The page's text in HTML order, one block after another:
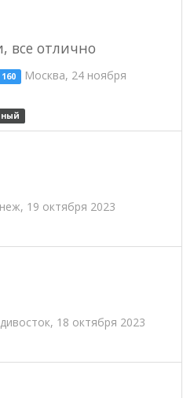
все отлично
160 Москва, 24 ноября
19 октября 2023
18 октября 2023